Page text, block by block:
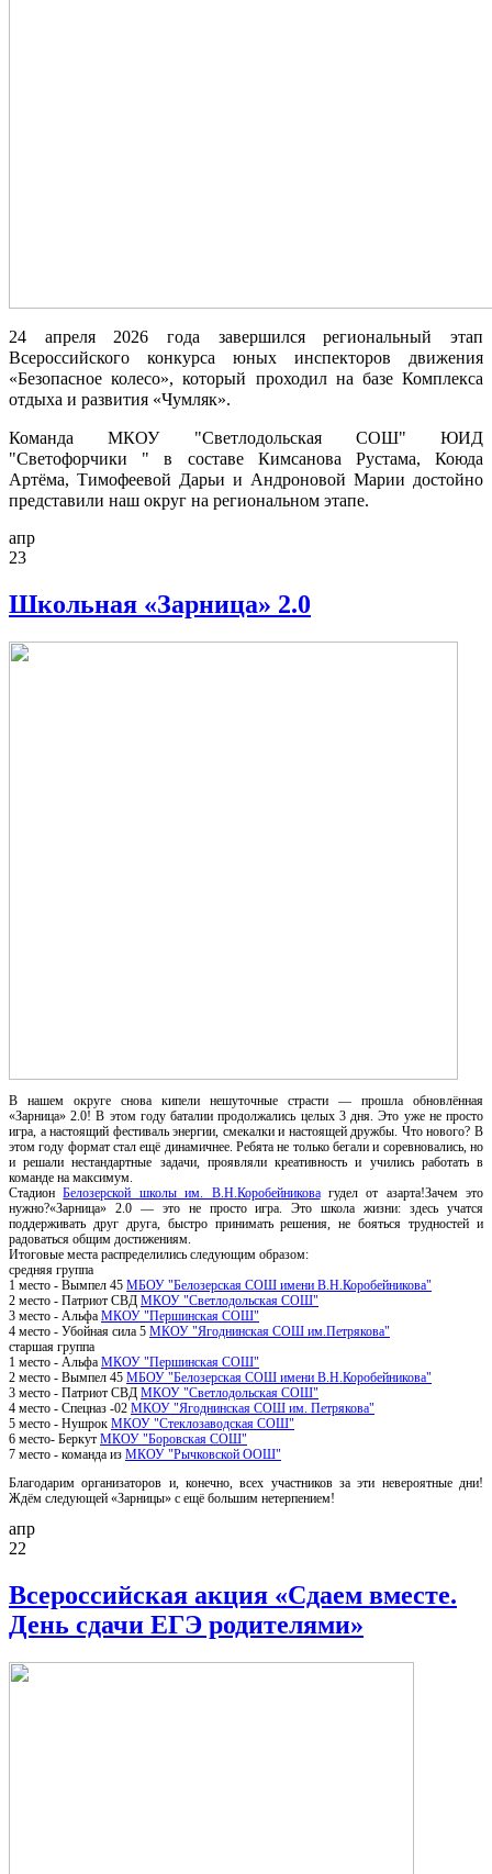
24 апреля 2026 года завершился региональный этап
Всероссийского конкурса юных инспекторов движения
«Безопасное колесо», который проходил на базе Комплекса
отдыха и развития «Чумляк».
Команда МКОУ "Светлодольская СОШ" ЮИД
"Светофорчики " в составе Кимсанова Рустама, Коюда
Артёма, Тимофеевой Дарьи и Андроновой Марии достойно
представили наш округ на региональном этапе.
апр
23
Школьная «Зарница» 2.0
В нашем округе снова кипели нешуточные страсти — прошла обновлённая
«Зарница» 2.0! В этом году баталии продолжались целых 3 дня. Это уже не просто
игра, а настоящий фестиваль энергии, смекалки и настоящей дружбы. Что нового? В
этом году формат стал ещё динамичнее. Ребята не только бегали и соревновались, но
и решали нестандартные задачи, проявляли креативность и учились работать в
команде на максимум.
СтадионБелозерской школы им. В.Н.Коробейниковагудел от азарта!Зачем это
нужно?«Зарница» 2.0 — это не просто игра. Это школа жизни: здесь учатся
поддерживать друг друга, быстро принимать решения, не бояться трудностей и
радоваться общим достижениям.
Итоговые места распределились следующим образом:
средняя группа
1 место - Вымпел 45 МБОУ "Белозерская СОШ имени В.Н.Коробейникова"
2 место - Патриот СВД МКОУ "Светлодольская СОШ"
3 место - Альфа МКОУ "Першинская СОШ"
4 место - Убойная сила 5 МКОУ "Ягоднинская СОШ им.Петрякова"
старшая группа
1 место - Альфа МКОУ "Першинская СОШ"
2 место - Вымпел 45 МБОУ "Белозерская СОШ имени В.Н.Коробейникова"
3 место - Патриот СВД МКОУ "Светлодольская СОШ"
4 место - Спецназ -02 МКОУ "Ягоднинская СОШ им. Петрякова"
5 место - Нушрок МКОУ "Стеклозаводская СОШ"
6 место- Беркут МКОУ "Боровская СОШ"
7 место - команда из МКОУ "Рычковской ООШ"
Благодарим организаторов и, конечно, всех участников за эти невероятные дни!
Ждём следующей «Зарницы» с ещё большим нетерпением!
апр
22
Всероссийская акция «Сдаем вместе.
День сдачи ЕГЭ родителями»